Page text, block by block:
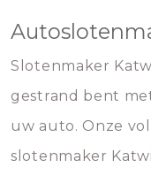
Slotenmaker
gestrand bent
uw auto. Onze
slotenmaker